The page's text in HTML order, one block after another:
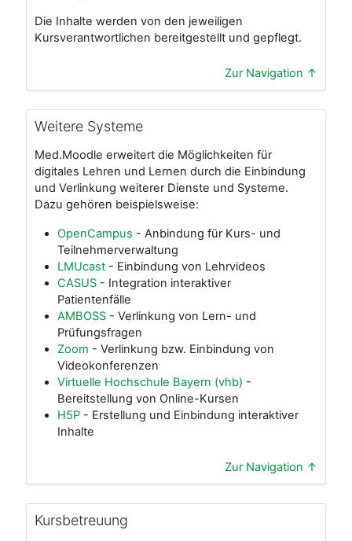
Die Inhalte werden von den jeweiligen
Kursverantwortlichen bereitgestellt und gepflegt.
Zur Navigation ↑
Weitere Systeme
Med.Moodle erweitert die Möglichkeiten für
digitales Lehren und Lernen durch die Einbindung
und Verlinkung weiterer Dienste und Systeme.
Dazu gehören beispielsweise:
OpenCampus - Anbindung für Kurs- und
Teilnehmerverwaltung
LMUcast - Einbindung von Lehrvideos
CASUS - Integration interaktiver
Patientenfälle
AMBOSS - Verlinkung von Lern- und
Prüfungsfragen
Zoom - Verlinkung bzw. Einbindung von
Videokonferenzen
Virtuelle Hochschule Bayern (vhb) -
Bereitstellung von Online-Kursen
H5P - Erstellung und Einbindung interaktiver
Inhalte
Zur Navigation ↑
Kursbetreuung